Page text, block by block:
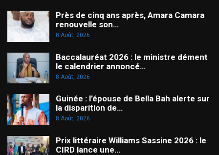
Près de cinq ans après, Amara Camara
renouvelle son…
8 Août, 2026
Baccalauréat 2026 : le ministre dément
le calendrier annoncé…
8 Août, 2026
Guinée : l’épouse de Bella Bah alerte sur
la disparition de…
8 Août, 2026
Prix littéraire Williams Sassine 2026 : le
CIRD lance une…